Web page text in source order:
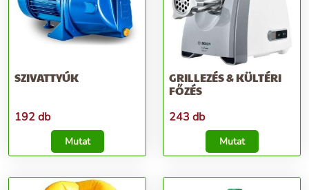
SZIVATTYÚK
192 db
Mutat
GRILLEZÉS & KÜLTÉRI
FŐZÉS
243 db
Mutat